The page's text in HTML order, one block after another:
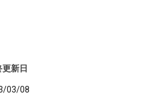
新日
03/08